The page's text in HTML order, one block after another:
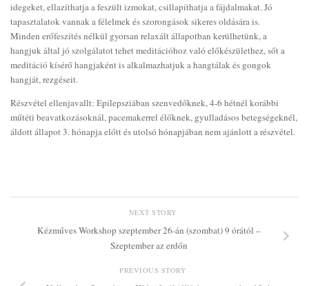
idegeket, ellazíthatja a feszült izmokat, csillapíthatja a fájdalmakat. Jó
tapasztalatok vannak a félelmek és szorongások sikeres oldására is.
Minden erőfeszítés nélkül gyorsan relaxált állapotban kerülhetünk, a
hangjuk által jó szolgálatot tehet meditációhoz való előkészülethez, sőt a
meditáció kísérő hangjaként is alkalmazhatjuk a hangtálak és gongok
hangját, rezgéseit.
Részvétel ellenjavallt: Epilepsziában szenvedőknek, 4-6 hétnél korábbi
műtéti beavatkozásoknál, pacemakerrel élőknek, gyulladásos betegségeknél,
áldott állapot 3. hónapja előtt és utolsó hónapjában nem ajánlott a részvétel.
NEXT STORY
Kézműves Workshop szeptember 26-án (szombat) 9 órától –
Szeptember az erdőn
PREVIOUS STORY